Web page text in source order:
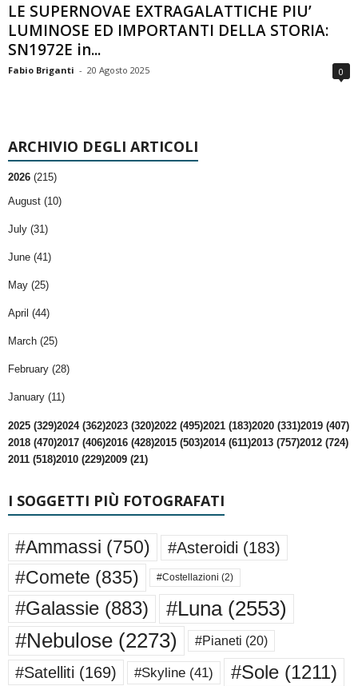
LE SUPERNOVAE EXTRAGALATTICHE PIU’
LUMINOSE ED IMPORTANTI DELLA STORIA:
SN1972E in...
Fabio Briganti - 20 Agosto 2025 0
ARCHIVIO DEGLI ARTICOLI
2026 (215)
August (10)
July (31)
June (41)
May (25)
April (44)
March (25)
February (28)
January (11)
2025 (329)2024 (362)2023 (320)2022 (495)2021 (183)2020 (331)2019 (407)
2018 (470)2017 (406)2016 (428)2015 (503)2014 (611)2013 (757)2012 (724)
2011 (518)2010 (229)2009 (21)
I SOGGETTI PIÙ FOTOGRAFATI
#Ammassi (750) #Asteroidi (183)
#Comete (835) #Costellazioni (2)
#Galassie (883) #Luna(2553)
#Nebulose (2273) #Pianeti (20)
#Satelliti (169) #Skyline (41) #Sole (1211)